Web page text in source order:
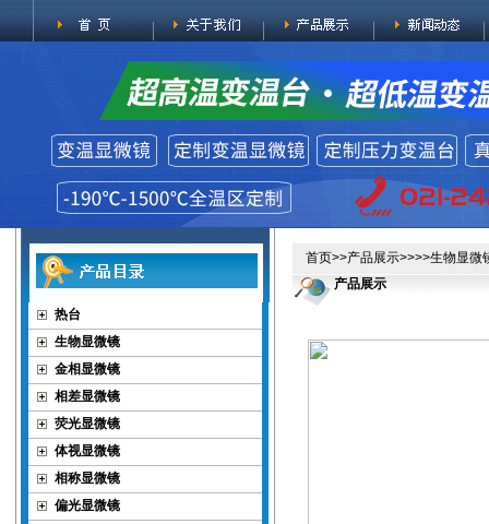
热台
生物显微镜
金相显微镜
相差显微镜
荧光显微镜
体视显微镜
相称显微镜
偏光显微镜
首页>>产品展示>>>>生物显微
产品展示